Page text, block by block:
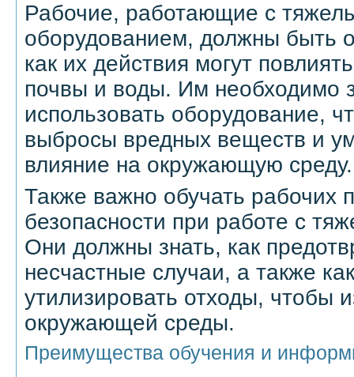
Рабочие, работающие с
оборудованием, должны быть
как их действия могут
почвы и воды. Им необходимо
использовать оборудование,
выбросы вредных веществ и
влияние на окружающую среду.
Также важно обучать рабочих
безопасности при работе с
Они должны знать, как
несчастные случаи, а также
утилизировать отходы, чтобы
окружающей среды.
Преимущества обучения и